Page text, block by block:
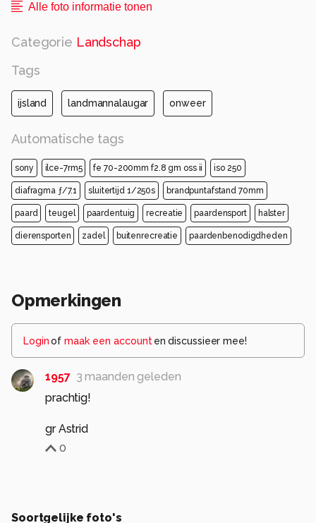
Alle foto informatie tonen
Categorie Landschap
Tags
ijsland landmannalaugar onweer
Automatische tags
sony ilce-7rm5 fe 70-200mm f2.8 gm oss ii iso 250
diafragma ƒ/7.1 sluitertijd 1/250s brandpuntafstand 70mm
paard teugel paardentuig recreatie paardensport halster
dierensporten zadel buitenrecreatie paardenbenodigdheden
Opmerkingen
Loginof maak een account en discussieer mee!
1957 3 maanden geleden
prachtig!
0
Soortgelijke foto's